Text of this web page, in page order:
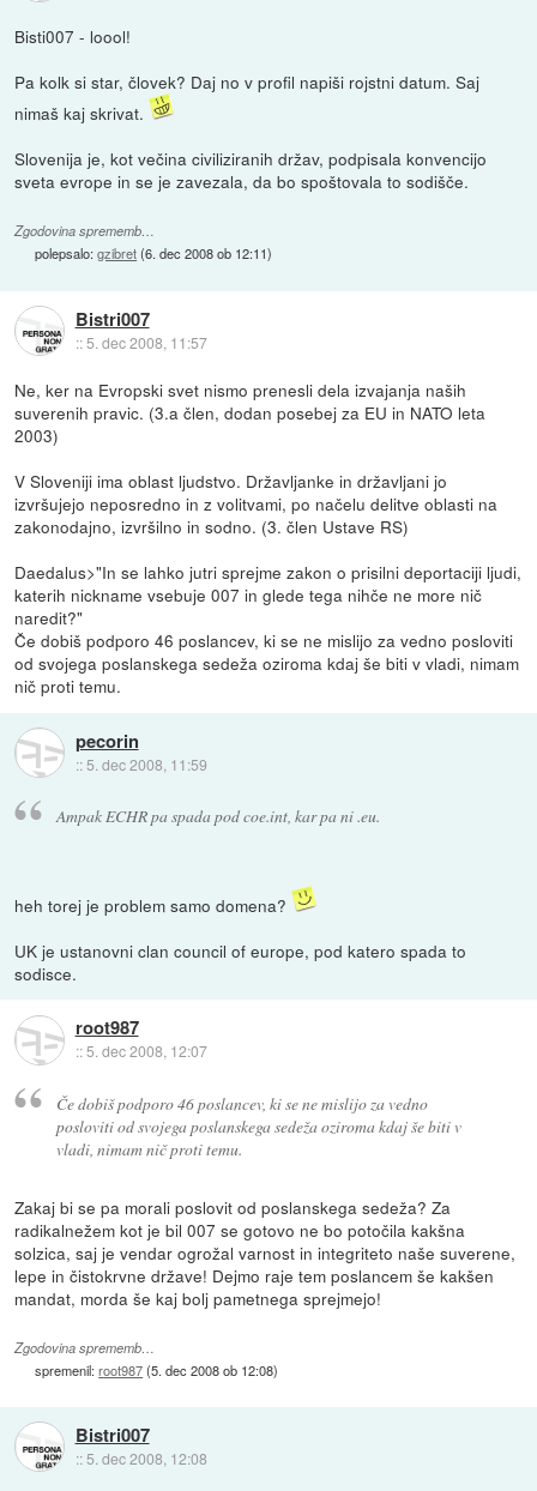
Bisti007 - loool!
Pa kolk si star, človek? Daj no v profil napiši rojstni datum. Saj
nimaš kaj skrivat.
Slovenija je, kot večina civiliziranih držav, podpisala konvencijo
sveta evrope in se je zavezala, da bo spoštovala to sodišče.
Zgodovina sprememb…
polepsalo:gzibret(6. dec 2008 ob 12:11)
Bistri007
::5. dec 2008, 11:57
Ne, ker na Evropski svet nismo prenesli dela izvajanja naših
suverenih pravic. (3.a člen, dodan posebej za EU in NATO leta
2003)
V Sloveniji ima oblast ljudstvo. Državljanke in državljani jo
izvršujejo neposredno in z volitvami, po načelu delitve oblasti na
zakonodajno, izvršilno in sodno. (3. člen Ustave RS)
Daedalus>"In se lahko jutri sprejme zakon o prisilni deportaciji ljudi,
katerih nickname vsebuje 007 in glede tega nihče ne more nič
naredit?"
Če dobiš podporo 46 poslancev, ki se ne mislijo za vedno posloviti
od svojega poslanskega sedeža oziroma kdaj še biti v vladi, nimam
nič proti temu.
pecorin
:: 5. dec 2008, 11:59
Ampak ECHR pa spada pod coe.int, kar pa ni .eu.
heh torej je problem samo domena?
UK je ustanovni clan council of europe, pod katero spada to
sodisce.
root987
::5. dec 2008, 12:07
Če dobiš podporo 46 poslancev, ki se ne mislijo za vedno
posloviti od svojega poslanskega sedeža oziroma kdaj še biti v
vladi, nimam nič proti temu.
Zakaj bi se pa morali poslovit od poslanskega sedeža? Za
radikalnežem kot je bil 007 se gotovo ne bo potočila kakšna
solzica, saj je vendar ogrožal varnost in integriteto naše suverene,
lepe in čistokrvne države! Dejmo raje tem poslancem še kakšen
mandat, morda še kaj bolj pametnega sprejmejo!
Zgodovina sprememb…
spremenil:root987(5. dec 2008 ob 12:08)
Bistri007
:: 5. dec 2008, 12:08